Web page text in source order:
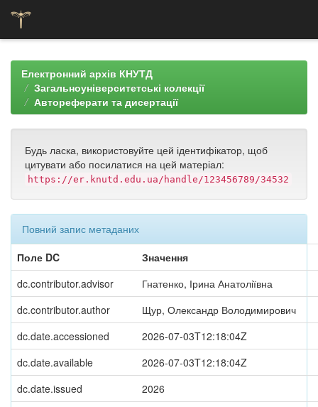
navigationЕлектронний архів КНУТД
Загальноуніверситетські колекції
Автореферати та дисертації
Будь ласка, використовуйте цей ідентифікатор, щоб
цитувати або посилатися на цей матеріал:
https://er.knutd.edu.ua/handle/123456789/34532
Повний запис метаданих
Поле DC
Значення
dc.contributor.advisor
Гнатенко, Ірина Анатоліївна
dc.contributor.author
Щур, Олександр Володимирович
dc.date.accessioned
2026-07-03T12:18:04Z
dc.date.available
2026-07-03T12:18:04Z
dc.date.issued
2026